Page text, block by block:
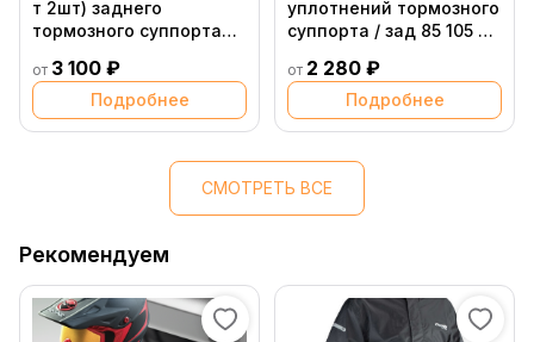
т 2шт) заднего
тормозного суппорта
от 3 100 ₽
Подробнее
уплотнений тормозного
суппорта / зад 85 105 SX
12 17 ( 47013081100 )
от 2 280 ₽
Подробнее
СМОТРЕТЬ ВСЕ
Рекомендуем